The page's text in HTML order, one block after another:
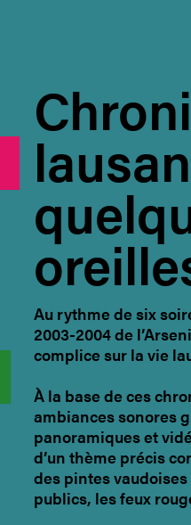
Au rythme de six
2003-2004 de
complice sur la vie
À la base de ces
ambiances sonores
panoramiques et
d’un thème précis
des pintes
publics, les feux